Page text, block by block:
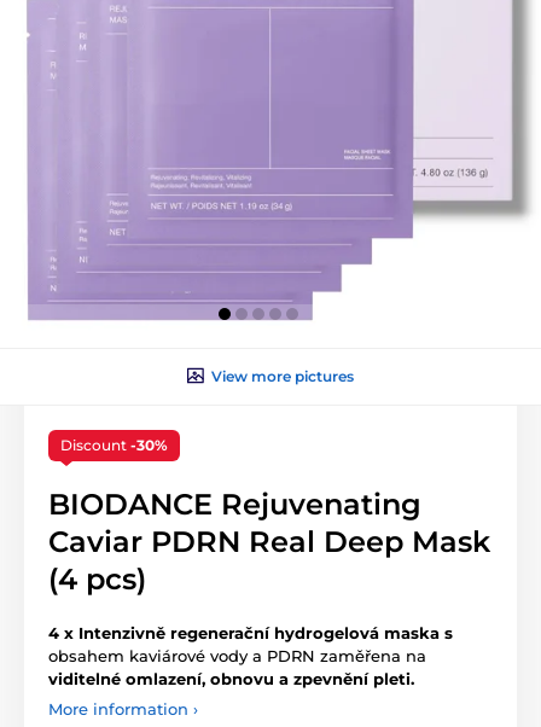
View more pictures
Discount -30%
BIODANCE Rejuvenating
Caviar PDRN Real Deep Mask
(4 pcs)
4 x Intenzivně regenerační hydrogelová maska s
obsahem kaviárové vody a PDRN zaměřena na
viditelné omlazení, obnovu a zpevnění pleti.
More information ›